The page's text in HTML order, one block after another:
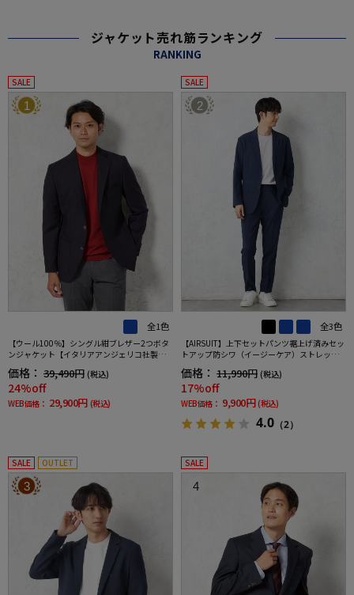
ジャケット売れ筋ランキング
RANKING
SALE
1
全1色
【ウール100％】シングル紺ブレザー2つボタ
ンジャケット【イタリアアンジェリコ社製生
地】ネイビー無地リッケンバッカー通年
価格： 39,490円 (税込)
24%off
WEB価格： 29,900円 (税込)
SALE
2
全3色
【AIRSUIT】上下セットパンツ裾上げ済みセッ
トアップ防シワ（イージーケア）ストレッチ
通年吸汗速乾UVカット2つボタンジャケットノ
ータックスラックス春夏
価格： 11,990円 (税込)
17%off
WEB価格： 9,900円 (税込)
4.0 （2）
SALE OUTLET
3
SALE
4